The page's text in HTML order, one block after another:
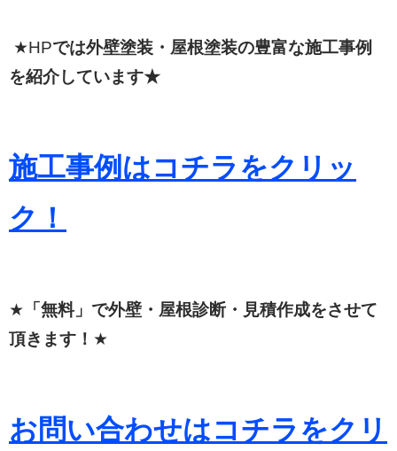
★HPでは外壁塗装・屋根塗装の豊富な施工事例
を紹介しています★
施工事例はコチラをクリッ
ク！
★ 「無料」で外壁・屋根診断・見積作成をさせて
頂きます！ ★
お問い合わせはコチラをクリ